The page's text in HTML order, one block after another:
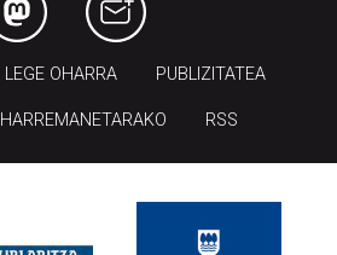
LEGE OHARRA PUBLIZITATEA
HARREMANETARAKO RSS